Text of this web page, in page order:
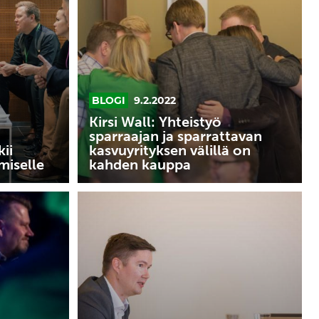
sparraajan
sparrattavan
kasvuyrityksen
välillä
on
kahden
kauppa
BLOGI 9.2.2022
Kirsi Wall: Yhteistyö
sparraajan ja sparrattavan
kasvuyrityksen välillä on
kahden kauppa
auttaa
kasvuyrityksiä
poikii
uusia